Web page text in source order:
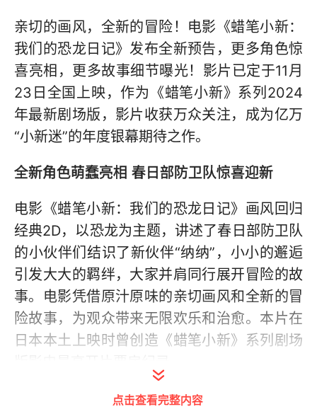
亲切的画风，全新的冒险！电影《蜡笔小新：
我们的恐龙日记》发布全新预告，更多角色惊
喜亮相，更多故事细节曝光！影片已定于11月
23日全国上映，作为《蜡笔小新》系列2024
年最新剧场版，影片收获万众关注，成为亿万
“小新迷”的年度银幕期待之作。
全新角色萌蠢亮相 春日部防卫队惊喜迎新
电影《蜡笔小新：我们的恐龙日记》画风回归
经典2D，以恐龙为主题，讲述了春日部防卫队
的小伙伴们结识了新伙伴“纳纳”，小小的邂逅
引发大大的羁绊，大家并肩同行展开冒险的故
事。电影凭借原汁原味的亲切画风和全新的冒
险故事，为观众带来无限欢乐和治愈。本片在
日本本土上映时曾创造《蜡笔小新》系列剧场
今日发布的预告中释放出影片更多内容，春日
点击查看完整内容